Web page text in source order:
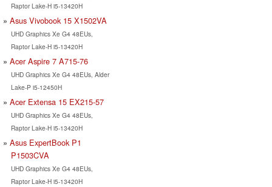
Raptor Lake-H i5-13420H
Asus Vivobook 15 X1502VA
UHD Graphics Xe G4 48EUs,
Raptor Lake-H i5-13420H
Acer Aspire 7 A715-76
UHD Graphics Xe G4 48EUs, Alder
Lake-P i5-12450H
Acer Extensa 15 EX215-57
UHD Graphics Xe G4 48EUs,
Raptor Lake-H i5-13420H
Asus ExpertBook P1
P1503CVA
UHD Graphics Xe G4 48EUs,
Raptor Lake-H i5-13420H